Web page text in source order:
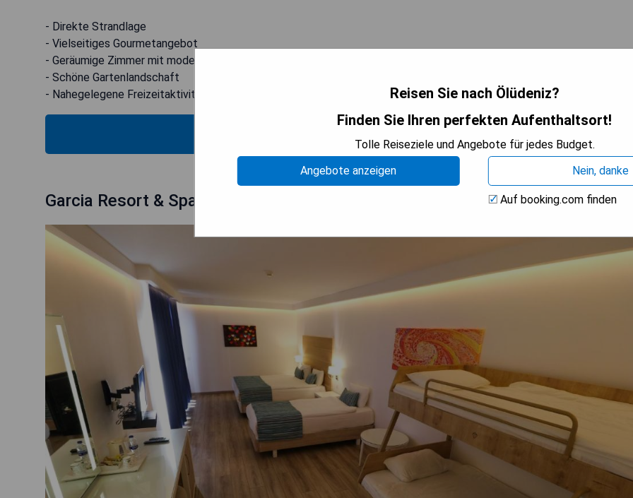
- Direkte Strandlage
- Vielseitiges Gourmetangebot
- Geräumige Zimmer mit modernen Annehmlichkeiten
- Schöne Gartenlandschaft
- Nahegelegene Freizeitaktivitäten in Fethiye
Garcia Resort & Spa - Ultra All Inclusive
Reisen Sie nach Ölüdeniz?
Finden Sie Ihren perfekten Aufenthaltsort!
Tolle Reiseziele und Angebote für jedes Budget.
Angebote anzeigen
Nein, danke
Auf booking.com finden